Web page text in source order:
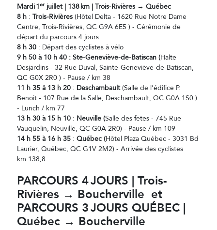
Mardi1er juillet | 138km | Trois-Rivières → Québec
8 h : Trois-Rivières (Hôtel Delta - 1620 Rue Notre Dame
Centre, Trois-Rivières, QC G9A 6E5 ) - Cérémonie de
départ du parcours 4 jours
8 h 30 : Départ des cyclistes à vélo
9 h 50 à 10 h 40 : Ste-Geneviève-de-Batiscan (Halte
Desjardins - 32 Rue Duval, Sainte-Geneviève-de-Batiscan,
QC G0X 2R0 ) - Pause / km 38
11 h 35 à 13 h 20 : Deschambault(Salle de l’édifice P.
Benoit - 107 Rue de la Salle, Deschambault, QC G0A 1S0 )
- Lunch / km 77
13 h 30 à 15 h 10 : Neuville (Salle des fêtes - 745 Rue
Vauquelin, Neuville, QC G0A 2R0) - Pause / km 109
14 h 55 à 16 h 35 : Québec (Hôtel Plaza Québec - 3031 Bd
Laurier, Québec, QC G1V 2M2) - Arrivée des cyclistes
km 138,8
PARCOURS 4JOURS | Trois-
Rivières → Boucherville et
PARCOURS 3JOURS QUÉBEC |
Québec → Boucherville